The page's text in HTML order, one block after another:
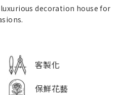
decoration house for
客製化
保鮮花藝